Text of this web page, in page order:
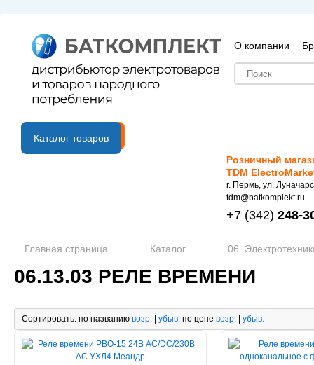
О компании
B2B портал
Каталог товаров
Розничный
TDM
г. Пермь, ул.
tdm@batkomplekt.ru
+7 (342) 248-
Главная страница Каталог 06.
06.13.03 РЕЛЕ ВРЕМЕНИ
Сортировать: по названию возр. | убыв. по цене возр. | убыв.